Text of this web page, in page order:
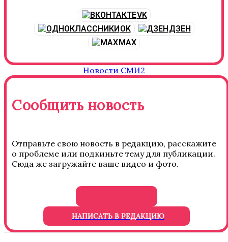
VK
OK
ДЗЕН
MAX
Новости СМИ2
Сообщить новость
Отправьте свою новость в редакцию, расскажите
о проблеме или подкиньте тему для публикации.
Сюда же загружайте ваше видео и фото.
НАПИСАТЬ В РЕДАКЦИЮ